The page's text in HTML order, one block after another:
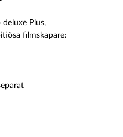
Plus,
filmskapare: